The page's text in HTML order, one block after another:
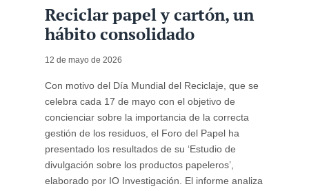
Reciclar papel y cartón, un
hábito consolidado
12 de mayo de 2026
Con motivo del Día Mundial del Reciclaje, que se
celebra cada 17 de mayo con el objetivo de
concienciar sobre la importancia de la correcta
gestión de los residuos, el Foro del Papel ha
presentado los resultados de su ‘Estudio de
divulgación sobre los productos papeleros’,
elaborado por IO Investigación. El informe analiza